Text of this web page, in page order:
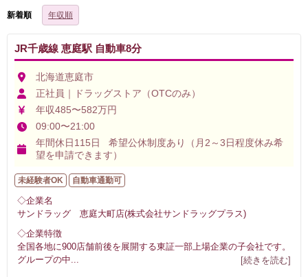
新着順 年収順
JR千歳線 恵庭駅 自動車8分
北海道恵庭市
正社員｜ドラッグストア（OTCのみ）
年収485〜582万円
09:00〜21:00
年間休日115日 希望公休制度あり（月2～3日程度休み希
望を申請できます）
未経験者OK 自動車通勤可
◇企業名
サンドラッグ 恵庭大町店(株式会社サンドラッグプラス)
◇企業特徴
全国各地に900店舗前後を展開する東証一部上場企業の子会社です。
グループの中... [続きを読む]